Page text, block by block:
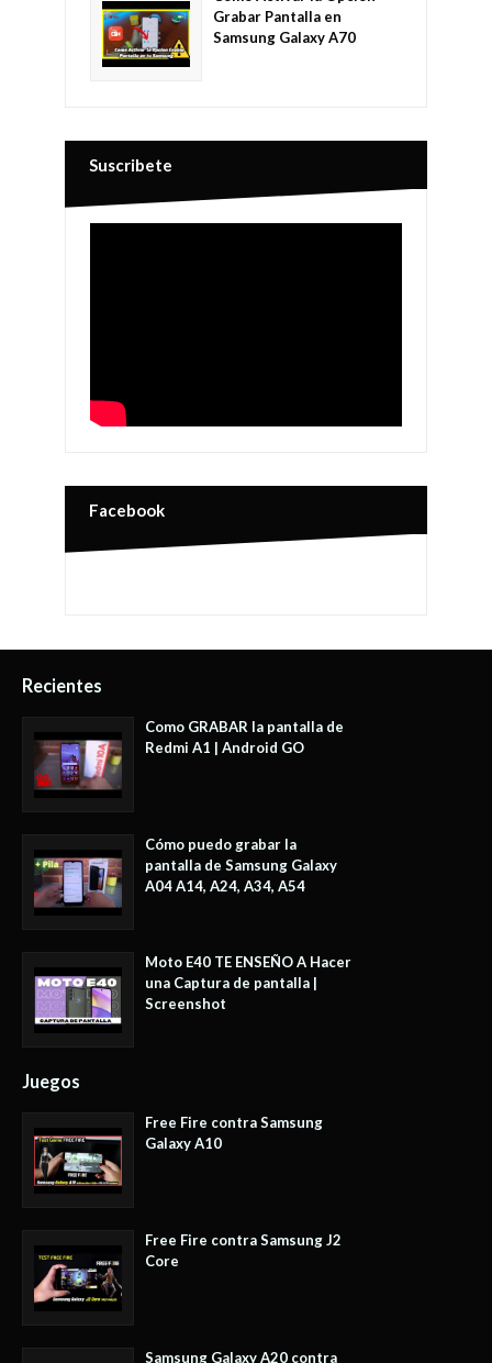
Grabar Pantalla en
Samsung Galaxy A70
Suscribete
Facebook
Recientes
Como GRABAR la pantalla de
Redmi A1 | Android GO
Cómo puedo grabar la
pantalla de Samsung Galaxy
A04 A14, A24, A34, A54
Moto E40 TE ENSEÑO A Hacer
una Captura de pantalla |
Screenshot
Juegos
Free Fire contra Samsung
Galaxy A10
Free Fire contra Samsung J2
Core
Samsung Galaxy A20 contra